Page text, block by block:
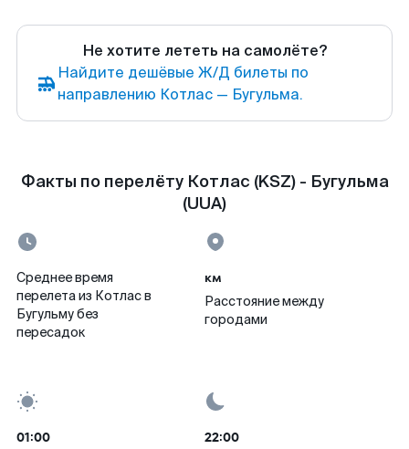
Не хотите лететь на самолёте?
Найдите дешёвые Ж/Д билеты по
направлению Котлас — Бугульма.
Факты по перелёту Котлас (KSZ) - Бугульма
(UUA)
Среднее время
перелета из Котлас в
Бугульму без
пересадок
км
Расстояние между
городами
01:00 22:00